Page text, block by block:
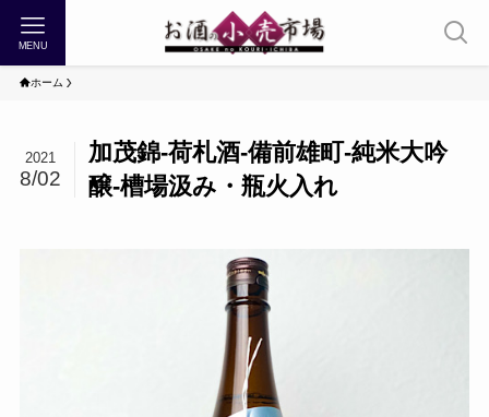
MENU
ホーム
加茂錦-荷札酒-備前雄町-純米大吟
醸-槽場汲み・瓶火入れ
2021
8/02